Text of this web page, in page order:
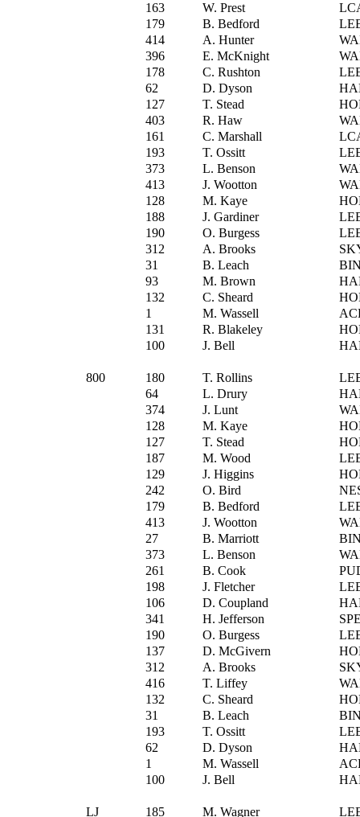
163
W. Prest
179
B. Bedford
414
A. Hunter
396
E. McKnight
178
C. Rushton
62
D. Dyson
127
T. Stead
403
R. Haw
161
C. Marshall
193
T. Ossitt
373
L. Benson
413
J. Wootton
128
M. Kaye
188
J. Gardiner
190
O. Burgess
312
A. Brooks
31
B. Leach
93
M. Brown
132
C. Sheard
1
M. Wassell
131
R. Blakeley
100
J. Bell
800 180 T. Rollins
64
L. Drury
374
J. Lunt
128
M. Kaye
127
T. Stead
187
M. Wood
129
J. Higgins
242
O. Bird
179
B. Bedford
413
J. Wootton
27
B. Marriott
373
L. Benson
261
B. Cook
198
J. Fletcher
106
D. Coupland
341
H. Jefferson
190
O. Burgess
137
D. McGivern
312
A. Brooks
416
T. Liffey
132
C. Sheard
31
B. Leach
193
T. Ossitt
62
D. Dyson
1
M. Wassell
100
J. Bell
LJ 185 M. Wagner